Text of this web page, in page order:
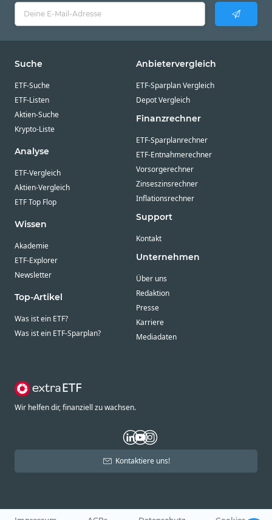
Suche
ETF-Suche
ETF-Listen
Aktien-Suche
Krypto-Liste
Analyse
ETF-Vergleich
Aktien-Vergleich
ETF Top Flop
Wissen
Akademie
ETF-Explorer
Newsletter
Top-Artikel
Was ist ein ETF?
Was ist ein ETF-Sparplan?
Anbietervergleich
ETF-Sparplan Vergleich
Depot Vergleich
Finanzrechner
ETF-Sparplanrechner
ETF-Entnahmerechner
Vorsorgerechner
Zinseszinsrechner
Inflationsrechner
Support
Kontakt
Unternehmen
Über uns
Redaktion
Presse
Karriere
Mediadaten
Wir helfen dir, finanziell zu wachsen.
Kontaktiere uns!